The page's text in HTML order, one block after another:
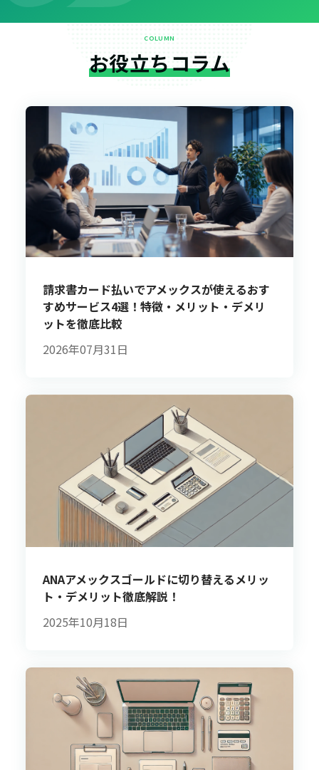
COLUMN
お役立ちコラム
請求書カード払いでアメックスが使えるおす
すめサービス4選！特徴・メリット・デメリ
ットを徹底比較
2026年07月31日
ANAアメックスゴールドに切り替えるメリッ
ト・デメリット徹底解説！
2025年10月18日